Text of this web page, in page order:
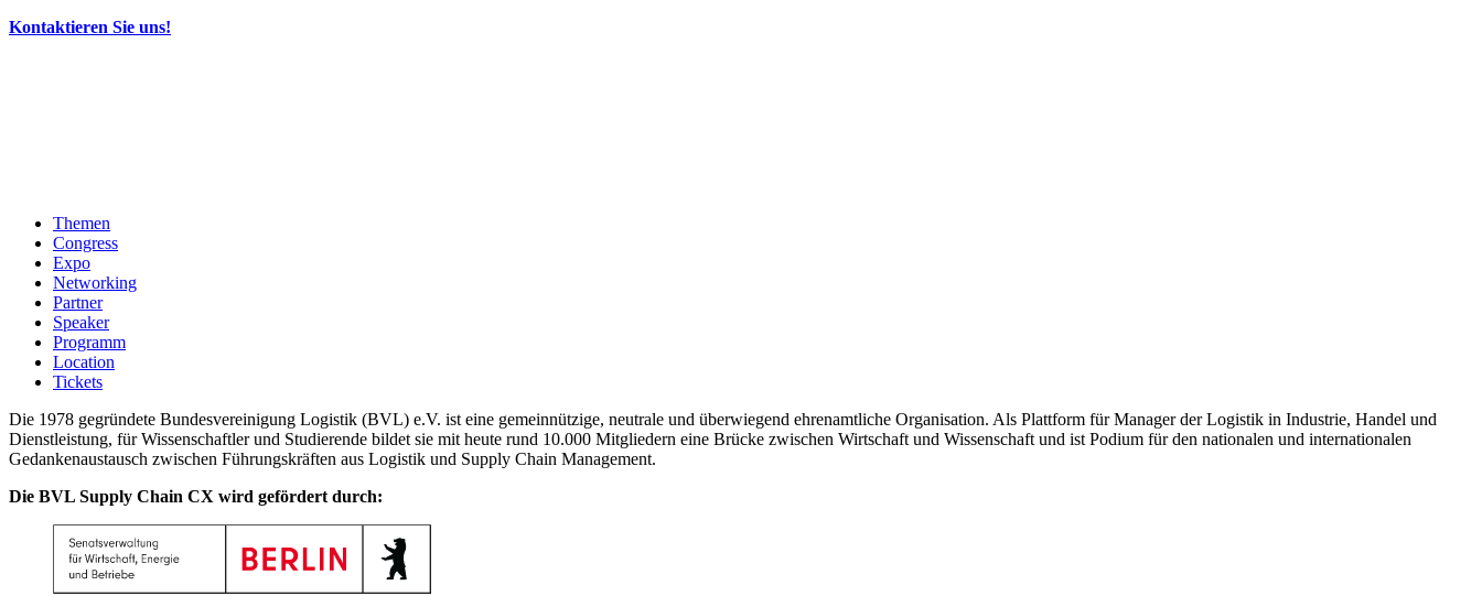
Kontaktieren Sie uns!
Themen
Congress
Expo
Networking
Partner
Speaker
Programm
Location
Tickets
Die 1978 gegründete Bundesvereinigung Logistik (BVL) e.V. ist eine gemeinnützige, neutrale und überwiegend ehrenamtliche Organisation. Als Plattform für Manager der Logistik in Industrie, Handel und
Dienstleistung, für Wissenschaftler und Studierende bildet sie mit heute rund 10.000 Mitgliedern eine Brücke zwischen Wirtschaft und Wissenschaft und ist Podium für den nationalen und internationalen
Gedankenaustausch zwischen Führungskräften aus Logistik und Supply Chain Management.
Die BVL Supply Chain CX wird gefördert durch: